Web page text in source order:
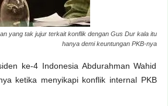
yang tak jujur terkait konflik dengan Gus Dur kala itu
hanya demi keuntungan PKB-nya
ke-4 Indonesia Abdurahman Wahid
ketika menyikapi konflik internal PKB